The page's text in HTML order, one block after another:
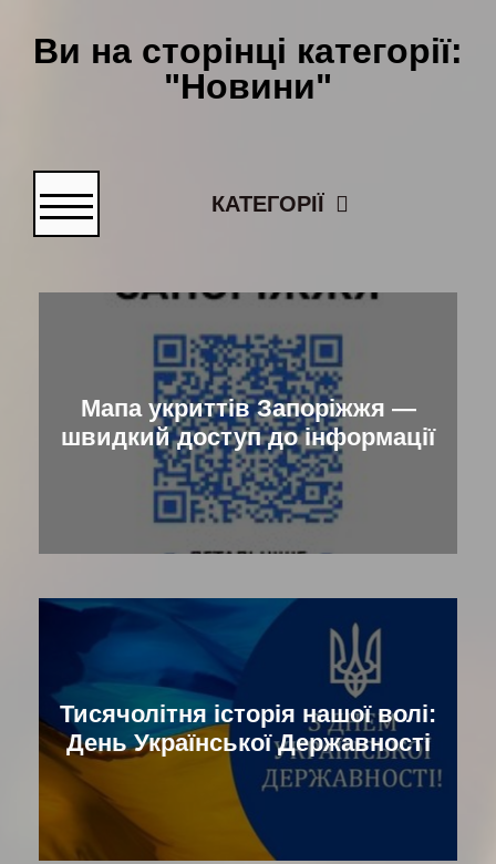
Ви на сторінці категорії:
"Новини"
КАТЕГОРІЇ
Мапа укриттів Запоріжжя —
швидкий доступ до інформації
Тисячолітня історія нашої волі:
День Української Державності